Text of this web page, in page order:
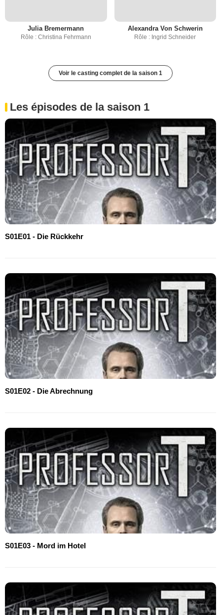
Julia Bremermann
Rôle : Christina Fehrmann
Alexandra Von Schwerin
Rôle : Ingrid Schneider
Voir le casting complet de la saison 1
Les épisodes de la saison 1
S01E01 - Die Rückkehr
S01E02 - Die Abrechnung
S01E03 - Mord im Hotel